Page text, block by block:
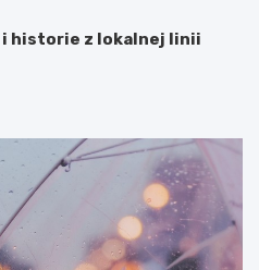
i historie z lokalnej linii